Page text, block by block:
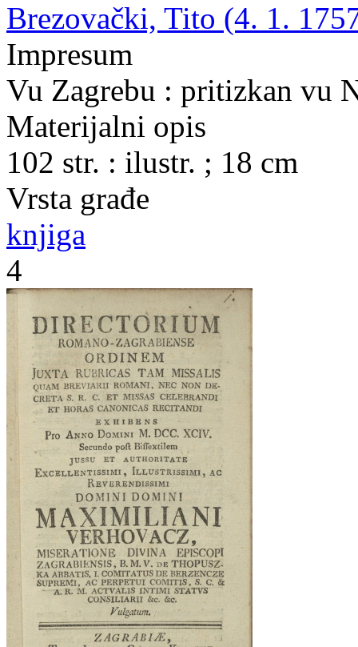
Brezovački, Tito (4. 1.
Impresum
Vu Zagrebu : pritizkan vu
Materijalni opis
102 str. : ilustr. ; 18 cm
Vrsta građe
knjiga
4